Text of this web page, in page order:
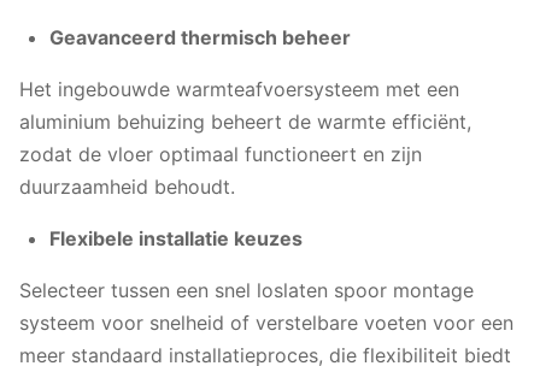
Geavanceerd thermisch beheer
Het ingebouwde warmteafvoersysteem met een
aluminium behuizing beheert de warmte efficiënt,
zodat de vloer optimaal functioneert en zijn
duurzaamheid behoudt.
Flexibele installatie keuzes
Selecteer tussen een snel loslaten spoor montage
systeem voor snelheid of verstelbare voeten voor een
meer standaard installatieproces, die flexibiliteit biedt